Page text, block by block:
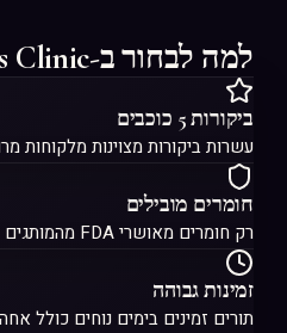
למה לבחור ב-Queens Clinic?
ביקורות 5 כוכבים
עשרות ביקורות מצוינות מלקוחות
חומרים מובילים
רק חומרים מאושרי FDA מהמותגים המובילים בעולם
זמינות גבוהה
תורים זמינים בימים נוחים כולל